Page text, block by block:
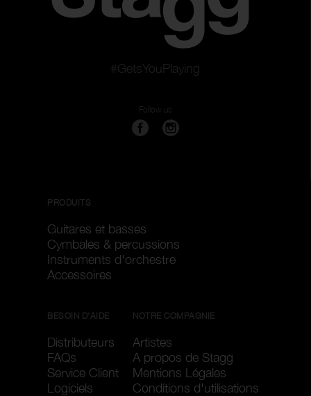
Tabourets
Câbles instrument
Appliquer les filtres
#GetsYouPlaying
Follow us
PRODUITS
Guitares et basses
Cymbales & percussions
Instruments d'orchestre
Accessoires
BESOIN D'AIDE
Distributeurs
FAQs
Service Client
Logiciels
NOTRE COMPAGNIE
Artistes
A propos de Stagg
Mentions Légales
Conditions d'utilisations